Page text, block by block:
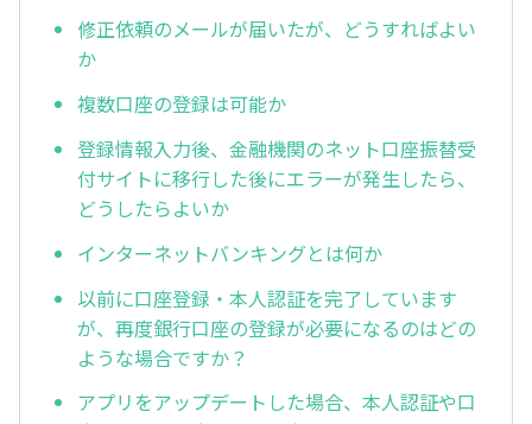
修正依頼のメールが届いたが、どうすればよい
か
複数口座の登録は可能か
登録情報入力後、金融機関のネット口座振替受
付サイトに移行した後にエラーが発生したら、
どうしたらよいか
インターネットバンキングとは何か
以前に口座登録・本人認証を完了しています
が、再度銀行口座の登録が必要になるのはどの
ような場合ですか？
アプリをアップデートした場合、本人認証や口